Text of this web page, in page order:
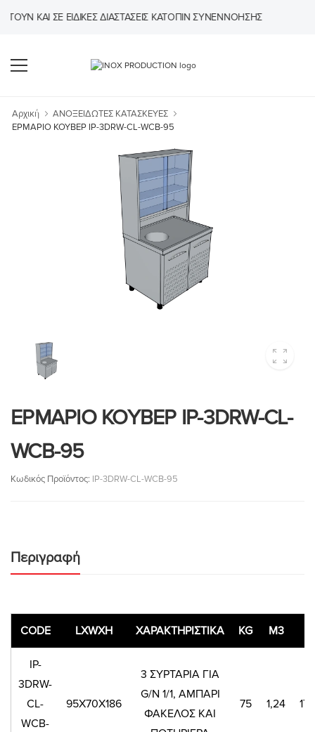
ΚΑΙ ΣΕ ΕΙΔΙΚΈΣ ΔΙΑΣΤΆΣΕΙΣ ΚΑΤΌΠΙΝ ΣΥΝΕΝΝΌΗΣΗΣ
Αρχική
ΑΝΟΞΕΙΔΩΤΕΣ ΚΑΤΑΣΚΕΥΕΣ
ΕΡΜΑΡΙΟ ΚΟΥΒΕΡ IP-3DRW-CL-WCB-95
ΕΡΜΑΡΙΟ ΚΟΥΒΕΡ IP-3DRW-CL-
WCB-95
Κωδικός Προϊόντος: IP-3DRW-CL-WCB-95
Περιγραφή
CODE LXWXH ΧΑΡΑΚΤΗΡΙΣΤΙΚΑ KG M3
IP-
3DRW-
CL-
WCB-
95Χ70Χ186
3 ΣΥΡΤΑΡΙΑ ΓΙΑ
G/N 1/1, ΑΜΠΑΡΙ
ΦΑΚΕΛΟΣ ΚΑΙ
75 1,24